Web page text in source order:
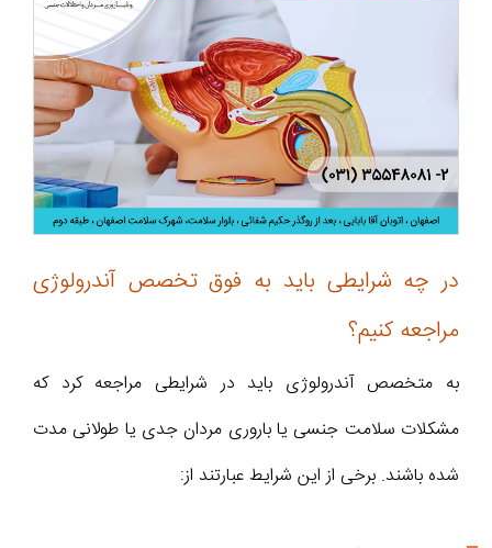
در چه شرایطی باید به فوق تخصص آندرولوژی
مراجعه کنیم؟
به متخصص آندرولوژی باید در شرایطی مراجعه کرد که
مشکلات سلامت جنسی یا باروری مردان جدی یا طولانی‌ مدت
شده باشند. برخی از این شرایط عبارتند از: